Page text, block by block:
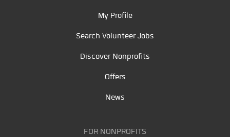
My Profile
Search Volunteer Jobs
Discover Nonprofits
Offers
News
FOR NONPROFITS